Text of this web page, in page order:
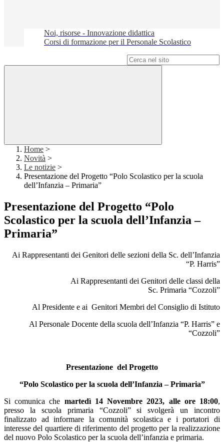
Noi, risorse - Innovazione didattica
Corsi di formazione per il Personale Scolastico
Home >
Novità >
Le notizie >
Presentazione del Progetto “Polo Scolastico per la scuola
dell’Infanzia – Primaria”
Presentazione del Progetto “Polo
Scolastico per la scuola dell’Infanzia –
Primaria”
Ai Rappresentanti dei Genitori delle sezioni della Sc. dell’Infanzia
“P. Harris”
Ai Rappresentanti dei Genitori delle classi della
Sc. Primaria “Cozzoli”
Al Presidente e ai Genitori Membri del Consiglio di Istituto
Al Personale Docente della scuola dell’Infanzia “P. Harris” e
“Cozzoli”
Presentazione del Progetto
“Polo Scolastico per la scuola dell’Infanzia – Primaria”
Si comunica che martedì 14 Novembre 2023, alle ore 18:00,
presso la scuola primaria “Cozzoli” si svolgerà un incontro
finalizzato ad informare la comunità scolastica e i portatori di
interesse del quartiere di riferimento del progetto per la realizzazione
del nuovo Polo Scolastico per la scuola dell’infanzia e primaria.